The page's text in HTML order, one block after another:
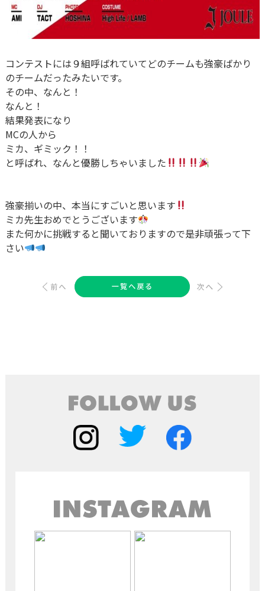
コンテストには９組呼ばれていてどのチームも強豪ばかり
のチームだったみたいです。
その中、なんと！
なんと！
結果発表になり
MCの人から
ミカ、ギミック！！
と呼ばれ、なんと優勝しちゃいました
強豪揃いの中、本当にすごいと思います
ミカ先生おめでとうございます
また何かに挑戦すると聞いておりますので是非頑張って下
さい